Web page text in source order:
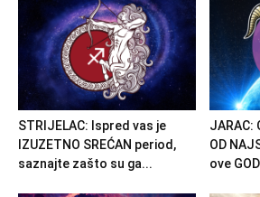
STRIJELAC: Ispred vas je
IZUZETNO SREĆAN period,
saznajte zašto su ga...
JARAC:
OD
ove